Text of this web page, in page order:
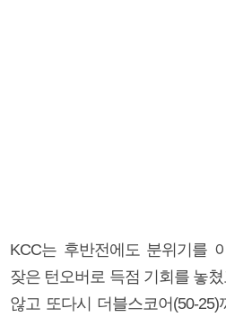
KCC는 후반전에도 분위기를
잦은 턴오버로 득점 기회를 놓
않고 또다시 더블스코어(50-